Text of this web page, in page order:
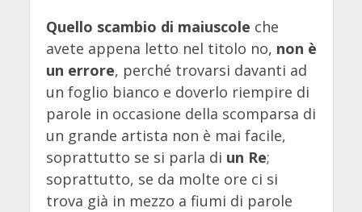
Quello scambio di maiuscole che
avete appena letto nel titolo no, non è
un errore, perché trovarsi davanti ad
un foglio bianco e doverlo riempire di
parole in occasione della scomparsa di
un grande artista non è mai facile,
soprattutto se si parla di un Re;
soprattutto, se da molte ore ci si
trova già in mezzo a fiumi di parole